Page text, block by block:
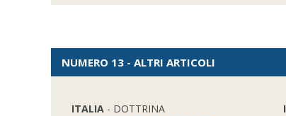
NUMERO 13 - ALTRI ARTICOLI
ITALIA - DOTTRINA